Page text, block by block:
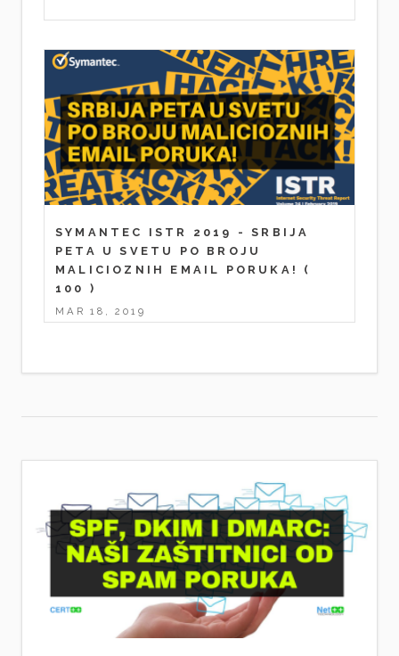
SYMANTEC ISTR 2019 - SRBIJA
PETA U SVETU PO BROJU
MALICIOZNIH EMAIL PORUKA!
(
100 )
MAR 18, 2019